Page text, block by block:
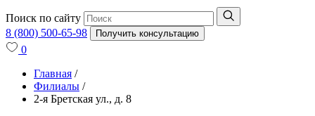
Поиск по сайту
8 (800) 500-65-98
Получить консультацию
0
Главная /
Филиалы /
2-я Бретская ул., д. 8